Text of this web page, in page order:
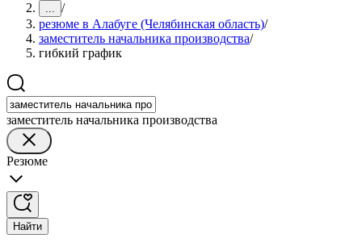
... /
резюме в Алабуге (Челябинская область)/
заместитель начальника производства/
гибкий график
заместитель начальника производства
Резюме
Найти